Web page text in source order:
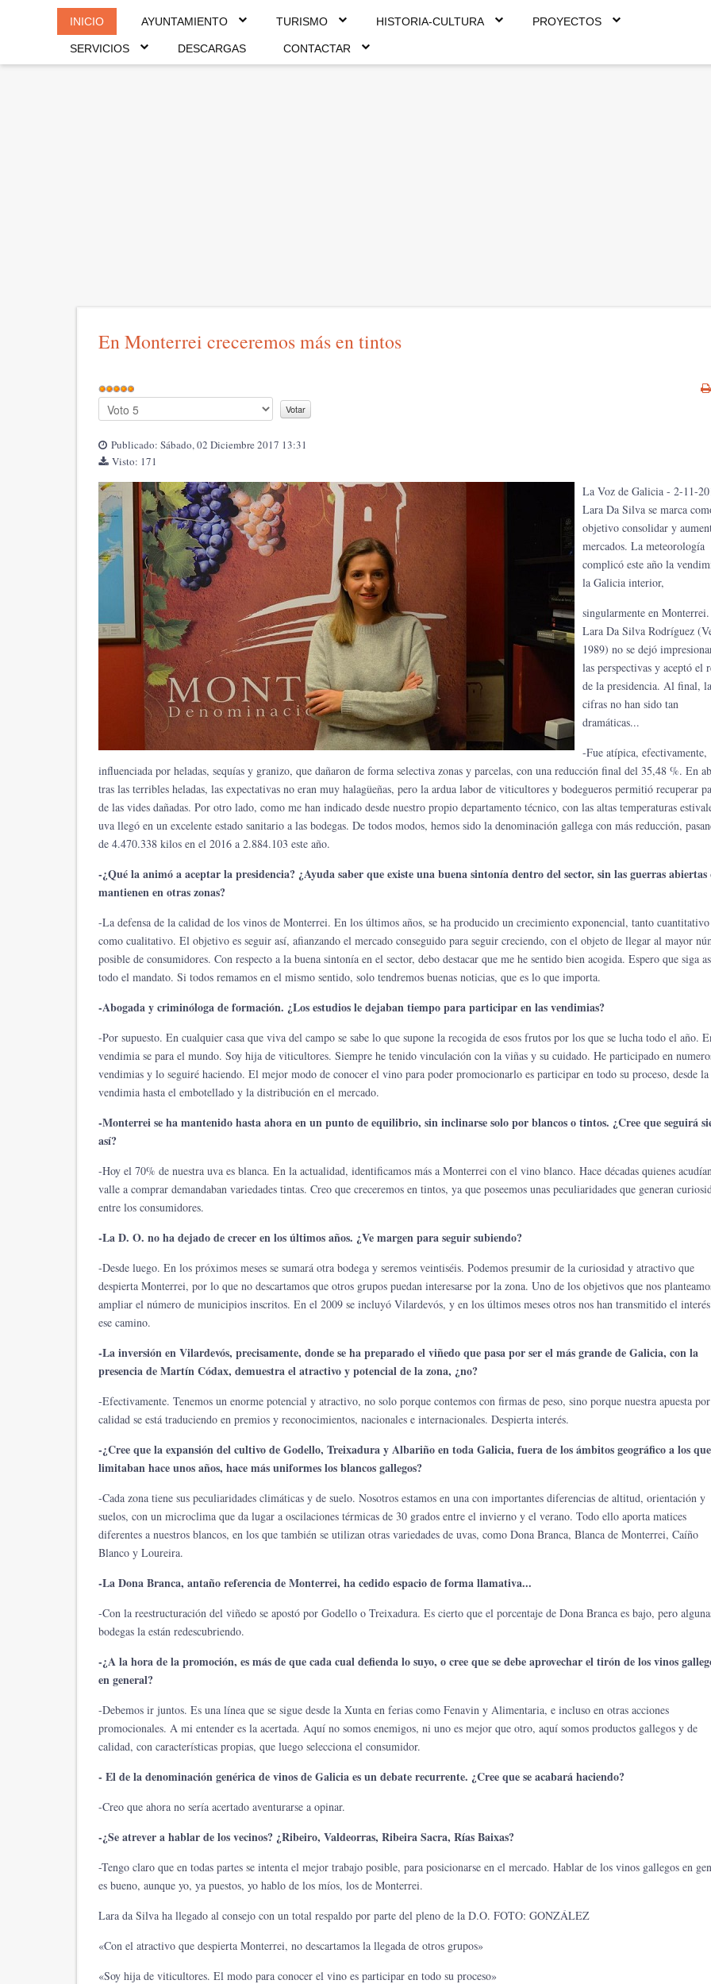
INICIO AYUNTAMIENTO TURISMO HISTORIA-CULTURA PROYECTOS
SERVICIOS DESCARGAS CONTACTAR
En Monterrei creceremos más en tintos
Publicado: Sábado, 02 Diciembre 2017 13:31
Visto: 171
La Voz de Galicia - 2-11-
Lara Da Silva se marca
objetivo consolidar y
mercados. La meteorología
complicó este año la
la Galicia interior,
singularmente en Monterrei.
Lara Da Silva Rodríguez
1989) no se dejó
las perspectivas y aceptó el
de la presidencia. Al final,
cifras no han sido tan
dramáticas...
-Fue atípica, efectivamente,
influenciada por heladas, sequías y granizo, que dañaron de forma selectiva zonas y parcelas, con una reducción final del 35,48 %. En
tras las terribles heladas, las expectativas no eran muy halagüeñas, pero la ardua labor de viticultores y bodegueros permitió recuperar
de las vides dañadas. Por otro lado, como me han indicado desde nuestro propio departamento técnico, con las altas temperaturas
uva llegó en un excelente estado sanitario a las bodegas. De todos modos, hemos sido la denominación gallega con más reducción,
de 4.470.338 kilos en el 2016 a 2.884.103 este año.
-¿Qué la animó a aceptar la presidencia? ¿Ayuda saber que existe una buena sintonía dentro del sector, sin las guerras abiertas
mantienen en otras zonas?
-La defensa de la calidad de los vinos de Monterrei. En los últimos años, se ha producido un crecimiento exponencial, tanto cuantitativo
como cualitativo. El objetivo es seguir así, afianzando el mercado conseguido para seguir creciendo, con el objeto de llegar al mayor
posible de consumidores. Con respecto a la buena sintonía en el sector, debo destacar que me he sentido bien acogida. Espero que siga
todo el mandato. Si todos remamos en el mismo sentido, solo tendremos buenas noticias, que es lo que importa.
-Abogada y criminóloga de formación. ¿Los estudios le dejaban tiempo para participar en las vendimias?
-Por supuesto. En cualquier casa que viva del campo se sabe lo que supone la recogida de esos frutos por los que se lucha todo el año.
vendimia se para el mundo. Soy hija de viticultores. Siempre he tenido vinculación con la viñas y su cuidado. He participado en
vendimias y lo seguiré haciendo. El mejor modo de conocer el vino para poder promocionarlo es participar en todo su proceso, desde la
vendimia hasta el embotellado y la distribución en el mercado.
-Monterrei se ha mantenido hasta ahora en un punto de equilibrio, sin inclinarse solo por blancos o tintos. ¿Cree que seguirá
así?
-Hoy el 70% de nuestra uva es blanca. En la actualidad, identificamos más a Monterrei con el vino blanco. Hace décadas quienes
valle a comprar demandaban variedades tintas. Creo que creceremos en tintos, ya que poseemos unas peculiaridades que generan
entre los consumidores.
-La D. O. no ha dejado de crecer en los últimos años. ¿Ve margen para seguir subiendo?
-Desde luego. En los próximos meses se sumará otra bodega y seremos veintiséis. Podemos presumir de la curiosidad y atractivo que
despierta Monterrei, por lo que no descartamos que otros grupos puedan interesarse por la zona. Uno de los objetivos que nos
ampliar el número de municipios inscritos. En el 2009 se incluyó Vilardevós, y en los últimos meses otros nos han transmitido el
ese camino.
-La inversión en Vilardevós, precisamente, donde se ha preparado el viñedo que pasa por ser el más grande de Galicia, con la
presencia de Martín Códax, demuestra el atractivo y potencial de la zona, ¿no?
-Efectivamente. Tenemos un enorme potencial y atractivo, no solo porque contemos con firmas de peso, sino porque nuestra apuesta
calidad se está traduciendo en premios y reconocimientos, nacionales e internacionales. Despierta interés.
-¿Cree que la expansión del cultivo de Godello, Treixadura y Albariño en toda Galicia, fuera de los ámbitos geográfico a los
limitaban hace unos años, hace más uniformes los blancos gallegos?
-Cada zona tiene sus peculiaridades climáticas y de suelo. Nosotros estamos en una con importantes diferencias de altitud, orientación y
suelos, con un microclima que da lugar a oscilaciones térmicas de 30 grados entre el invierno y el verano. Todo ello aporta matices
diferentes a nuestros blancos, en los que también se utilizan otras variedades de uvas, como Dona Branca, Blanca de Monterrei, Caíño
Blanco y Loureira.
-La Dona Branca, antaño referencia de Monterrei, ha cedido espacio de forma llamativa...
-Con la reestructuración del viñedo se apostó por Godello o Treixadura. Es cierto que el porcentaje de Dona Branca es bajo, pero
bodegas la están redescubriendo.
-¿A la hora de la promoción, es más de que cada cual defienda lo suyo, o cree que se debe aprovechar el tirón de los vinos
en general?
-Debemos ir juntos. Es una línea que se sigue desde la Xunta en ferias como Fenavin y Alimentaria, e incluso en otras acciones
promocionales. A mi entender es la acertada. Aquí no somos enemigos, ni uno es mejor que otro, aquí somos productos gallegos y de
calidad, con características propias, que luego selecciona el consumidor.
- El de la denominación genérica de vinos de Galicia es un debate recurrente. ¿Cree que se acabará haciendo?
-Creo que ahora no sería acertado aventurarse a opinar.
-¿Se atrever a hablar de los vecinos? ¿Ribeiro, Valdeorras, Ribeira Sacra, Rías Baixas?
-Tengo claro que en todas partes se intenta el mejor trabajo posible, para posicionarse en el mercado. Hablar de los vinos gallegos en
es bueno, aunque yo, ya puestos, yo hablo de los míos, los de Monterrei.
Lara da Silva ha llegado al consejo con un total respaldo por parte del pleno de la D.O. FOTO: GONZÁLEZ
«Con el atractivo que despierta Monterrei, no descartamos la llegada de otros grupos»
«Soy hija de viticultores. El modo para conocer el vino es participar en todo su proceso»